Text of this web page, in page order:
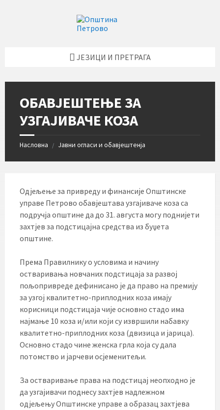
ЈЕЗИЦИ И ПРЕТРАГА
ОБАВЈЕШТЕЊЕ ЗА
УЗГАЈИВАЧЕ КОЗА
Насловна / Јавни огласи и обавјештенја
Одјељење за привреду и финансије Општинске
управе Петрово обавјештава узгајиваче коза са
подручја општине да до 31. августа могу поднијети
захтјев за подстицајна средства из буџета
општине.
Према Правилнику о условима и начину
остваривања новчаних подстицаја за развој
пољопривреде дефинисано је да право на премију
за узгој квалитетно-приплодних коза имају
корисници подстицаја чије основно стадо има
најмање 10 коза и/или који су извршили набавку
квалитетно-приплодних коза (двизица и јарица).
Основно стадо чине женска грла која су дала
потомство и јарчеви осјеменитељи.
За остваривање права на подстицај неопходно је
да узгајивачи поднесу захтјев надлежном
одјељењу Општинске управе а образац захтјева